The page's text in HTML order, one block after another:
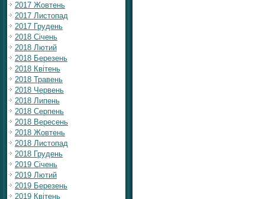
2017 Жовтень
2017 Листопад
2017 Грудень
2018 Січень
2018 Лютий
2018 Березень
2018 Квітень
2018 Травень
2018 Червень
2018 Липень
2018 Серпень
2018 Вересень
2018 Жовтень
2018 Листопад
2018 Грудень
2019 Січень
2019 Лютий
2019 Березень
2019 Квітень